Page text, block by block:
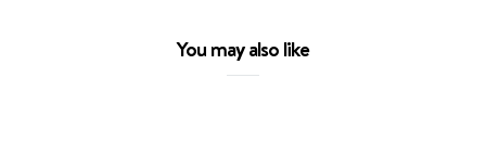
You may also like